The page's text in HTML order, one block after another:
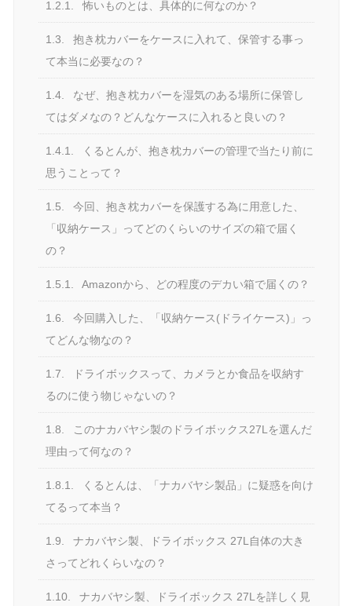
1.2.1. 怖いものとは、具体的に何なのか？
1.3.
抱き枕カバーをケースに入れて、保管する事っ
て本当に必要なの？
1.4.
なぜ、抱き枕カバーを湿気のある場所に保管し
てはダメなの？どんなケースに入れると良いの？
1.4.1.
くるとんが、抱き枕カバーの管理で当たり前に
思うことって？
1.5.
今回、抱き枕カバーを保護する為に用意した、
「収納ケース」ってどのくらいのサイズの箱で届く
の？
1.5.1. Amazonから、どの程度のデカい箱で届くの？
1.6.
今回購入した、「収納ケース(ドライケース)」っ
てどんな物なの？
1.7.
ドライボックスって、カメラとか食品を収納す
るのに使う物じゃないの？
1.8.
このナカバヤシ製のドライボックス27Lを選んだ
理由って何なの？
1.8.1.
くるとんは、「ナカバヤシ製品」に疑惑を向け
てるって本当？
1.9.
ナカバヤシ製、ドライボックス 27L自体の大き
さってどれくらいなの？
1.10.
ナカバヤシ製、ドライボックス 27Lを詳しく見